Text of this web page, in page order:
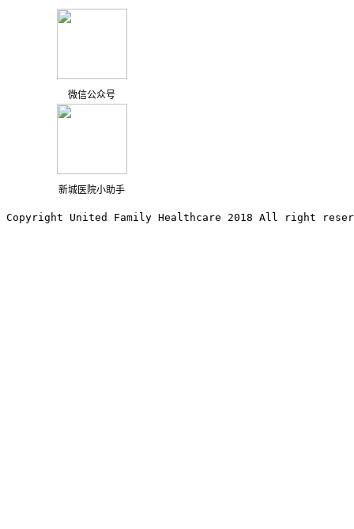
微信公众号
新城医院小助手
Copyright United Family Healthcare 2018 All right